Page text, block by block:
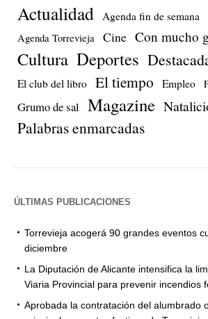
Actualidad Agenda fin de semana
Agenda Torrevieja Cine Con mucho
Cultura Deportes
El club del libro El tiempo Empleo
Grumo de sal Magazine
Palabras enmarcadas
ÚLTIMAS PUBLICACIONES
Torrevieja acogerá 90 grandes eventos
diciembre
La Diputación de Alicante intensifica la
Viaria Provincial para prevenir incendios
Aprobada la contratación del alumbrado